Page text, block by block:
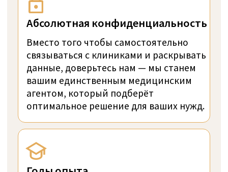
Прямая цена за неделю:
ОТ 117 300 CHF
ЗАДАТЬ ВОПРОС В WHATSAPP
Представитель SwissMedExpert посетил
учреждение, чтобы подтвердить
соответствие их помещений фотографиям
на профильной странице.
Индивидуальный подход персонала
Идеально для сверхсостоятельных лиц
Высшая степень конфиденциальности